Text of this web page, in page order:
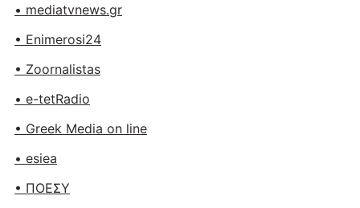
• mediatvnews.gr
• Enimerosi24
• Zoornalistas
• e-tetRadio
• Greek Media on line
• esiea
• ΠΟΕΣΥ